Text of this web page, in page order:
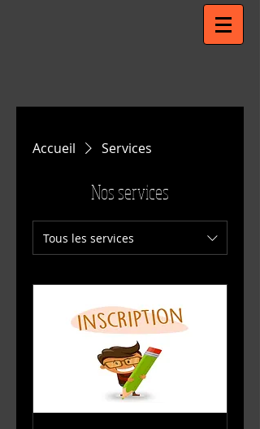
Accueil Services
Nos services
Tous les services